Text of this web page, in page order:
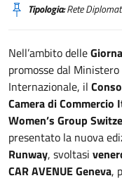
Tipologia:Rete
Nell’ambito delle
promosse dal
Internazionale, il
Camera di Commercio
Women’s Group
presentato la nuova
Runway, svoltasi
CAR AVENUE Geneva,